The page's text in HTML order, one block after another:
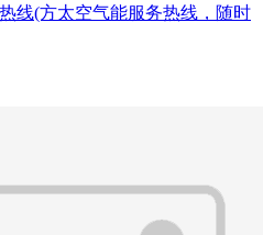
线(方太空气能服务热线，随时